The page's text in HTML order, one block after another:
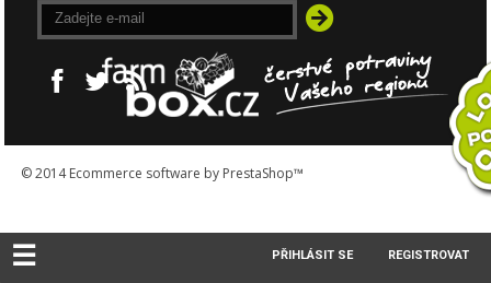
© 2014Ecommerce software by PrestaShop™
☰ PŘIHLÁSIT SE REGISTROVAT